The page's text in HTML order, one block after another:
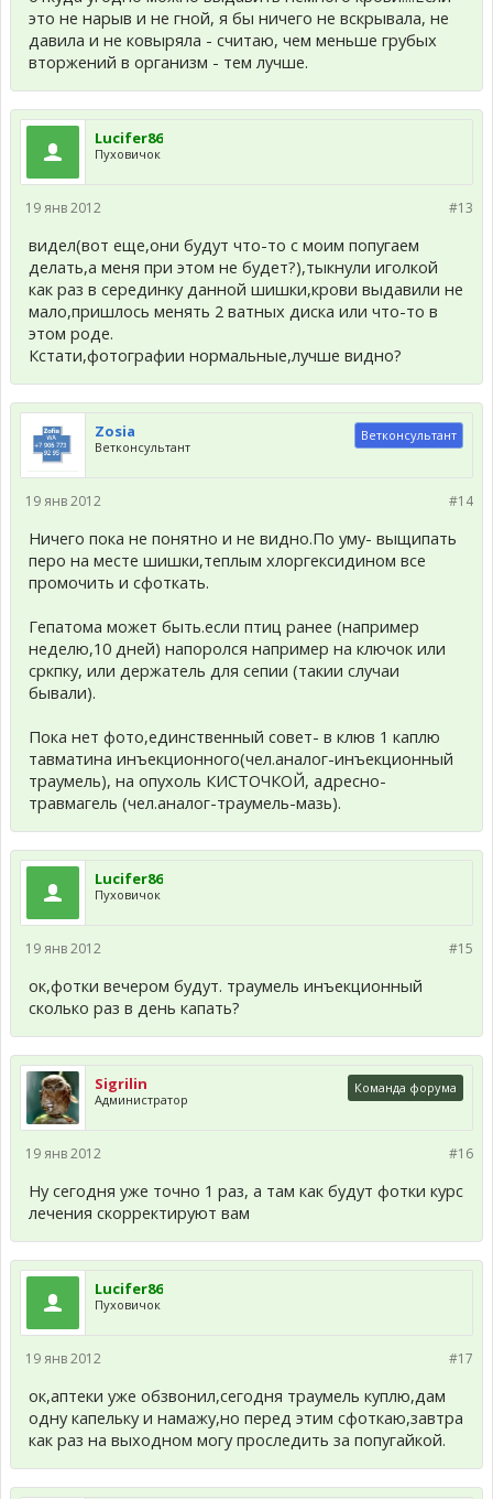
это не нарыв и не гной, я бы ничего не вскрывала, не
давила и не ковыряла - считаю, чем меньше грубых
вторжений в организм - тем лучше.
Lucifer86
Пуховичок
#13
19 янв 2012
видел(вот еще,они будут что-то с моим попугаем
делать,а меня при этом не будет?),тыкнули иголкой
как раз в серединку данной шишки,крови выдавили не
мало,пришлось менять 2 ватных диска или что-то в
этом роде.
Кстати,фотографии нормальные,лучше видно?
Zosia
Ветконсультант
Ветконсультант
#14
19 янв 2012
Ничего пока не понятно и не видно.По уму- выщипать
перо на месте шишки,теплым хлоргексидином все
промочить и сфоткать.
Гепатома может быть.если птиц ранее (например
неделю,10 дней) напоролся например на ключок или
сркпку, или держатель для сепии (такии случаи
бывали).
Пока нет фото,единственный совет- в клюв 1 каплю
тавматина инъекционного(чел.аналог-инъекционный
траумель), на опухоль КИСТОЧКОЙ, адресно-
травмагель (чел.аналог-траумель-мазь).
Lucifer86
Пуховичок
#15
19 янв 2012
ок,фотки вечером будут. траумель инъекционный
сколько раз в день капать?
Sigrilin
Администратор
Команда форума
#16
19 янв 2012
Ну сегодня уже точно 1 раз, а там как будут фотки курс
лечения скорректируют вам
Lucifer86
Пуховичок
#17
19 янв 2012
ок,аптеки уже обзвонил,сегодня траумель куплю,дам
одну капельку и намажу,но перед этим сфоткаю,завтра
как раз на выходном могу проследить за попугайкой.